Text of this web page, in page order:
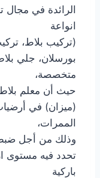
الرائدة في مجال
انواعة
(تركيب بلاط،
بورسلان، جلي
متخصصة،
حيث أن معلم
(ميزان) في
الممرات،
وذلك من أجل ضبط
تحدد فيه مستوى
باركية